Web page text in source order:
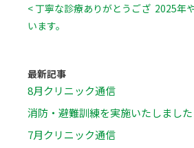
< 丁寧な診療ありがとうござ
います。
2025年
最新記事
8月クリニック通信
消防・避難訓練を実施いたしました
7月クリニック通信